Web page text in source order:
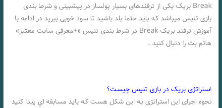
Break بریک یکی از ترفندهای بسیار پولساز در پیشبینی و شرط بندی
بازی تنیس میباشد کـه باید حتما بلد باشید تا سود خوبی ببرید در ادامه با
آموزش ترفند بریک Break در شرط بندی تنیس «+معرفی سایت معتبر»
هاتم بت را دنبال کنید .
استراتژی بریک در بازی تنیس چیست؟
نحوه اجرای این استراتژی بـه این شکل هست کـه باید مسابقه اي پیدا کنید